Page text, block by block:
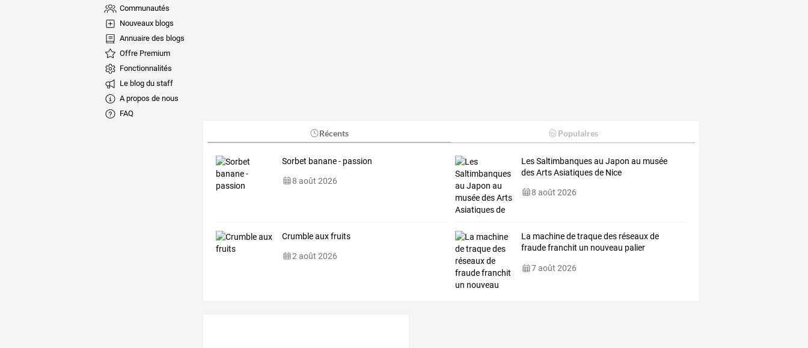
Communautés
Nouveaux blogs
Annuaire des blogs
Offre Premium
Fonctionnalités
Le blog du staff
A propos de nous
FAQ
Récents Populaires
Sorbet banane - passion
8 août 2026
Les Saltimbanques au Japon au musée
des Arts Asiatiques de Nice
8 août 2026
Crumble aux fruits
2 août 2026
La machinedetraquedes réseauxde
fraudefranchit un nouveau palier
7 août 2026